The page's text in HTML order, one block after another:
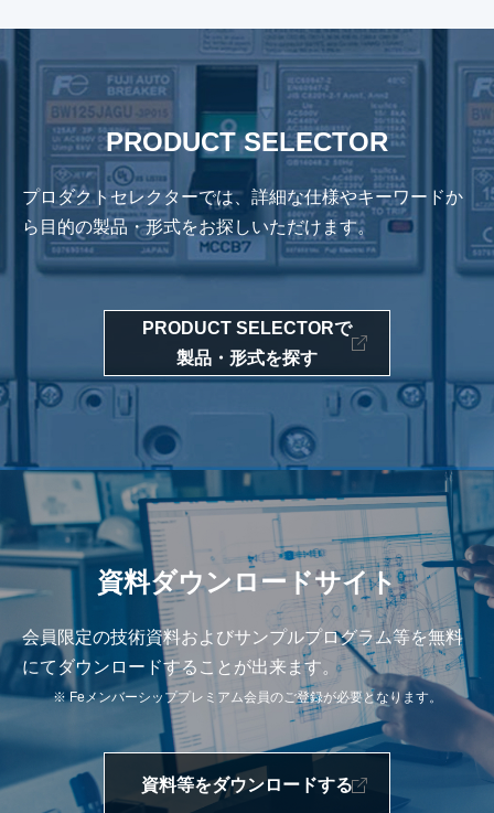
PRODUCT SELECTOR
プロダクトセレクターでは、詳細な仕様やキーワードか
ら 目的の製品・形式をお探しいただけます。
PRODUCT SELECTORで
製品・形式を探す
資料ダウンロードサイト
会員限定の技術資料およびサンプルプログラム等を無料
にてダウンロードすることが出来ます。
※ Feメンバーシッププレミアム会員のご登録が必要となります。
資料等をダウンロードする